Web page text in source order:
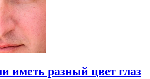
иметь разный цвет глаз